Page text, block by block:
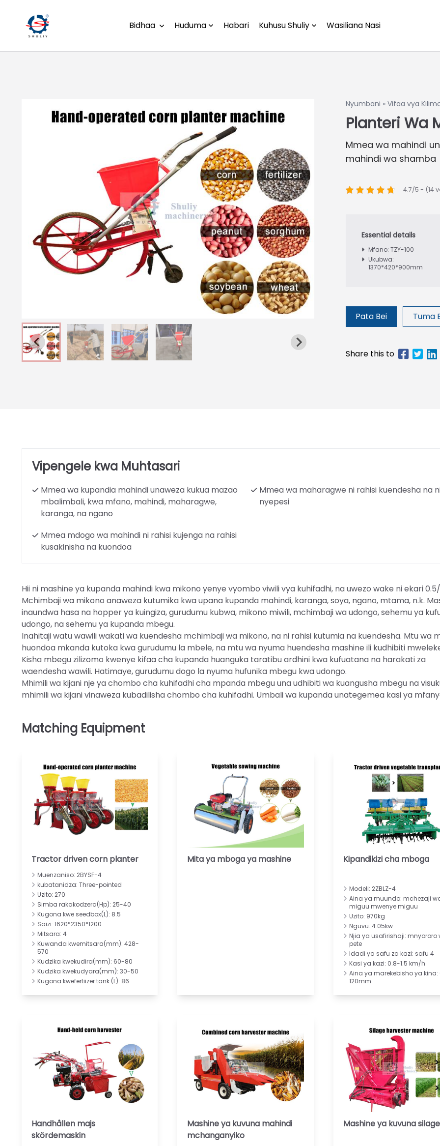
Bidhaa Huduma Habari Kuhusu Shuliy Wasiliana Nasi
Nyumbani » Vifaa vya
Planteri Wa
Mmea wa mahindi
mahindi wa shamba
4.7/5 - (14
Mfano: TZY-100
Ukubwa:
1370*420*900mm
Pata Bei Tuma
Vipengele kwa Muhtasari
Mmea wa kupandia mahindi unaweza kukua mazao
mbalimbali, kwa mfano, mahindi, maharagwe,
karanga, na ngano
Mmea wa maharagwe ni rahisi kuendesha na
nyepesi
Mmea mdogo wa mahindi ni rahisi kujenga na rahisi
kusakinisha na kuondoa
Hii ni mashine ya kupanda mahindi kwa mikono yenye vyombo viwili vya kuhifadhi, na uwezo wake ni ekari
Mchimbaji wa mikono anaweza kutumika kwa upana kupanda mahindi, karanga, soya, ngano, mtama, n.k.
inaundwa hasa na hopper ya kuingiza, gurudumu kubwa, mikono miwili, mchimbaji wa udongo, sehemu ya
udongo, na sehemu ya kupanda mbegu.
Inahitaji watu wawili wakati wa kuendesha mchimbaji wa mikono, na ni rahisi kutumia na kuendesha. Mtu wa
huondoa mkanda kutoka kwa gurudumu la mbele, na mtu wa nyuma huendesha mashine ili kudhibiti
Kisha mbegu zilizomo kwenye kifaa cha kupanda huanguka taratibu ardhini kwa kufuatana na harakati za
waendesha wawili. Hatimaye, gurudumu dogo la nyuma hufunika mbegu kwa udongo.
Mhimili wa kijani nje ya chombo cha kuhifadhi cha mpanda mbegu una udhibiti wa kuangusha mbegu na
mhimili wa kijani vinaweza kubadilisha chombo cha kuhifadhi. Umbali wa kupanda unategemea kasi ya
Tractor driven corn planter
Muenzaniso: 2BYSF-4
kubatanidza: Three-pointed
Uzito: 270
Simba rakakodzera(Hp): 25-40
Kugona kwe seedbox(L): 8.5
Saizi: 1620*2350*1200
Mitsara: 4
Kuwanda kwemitsara(mm): 428-
570
Kudzika kwekudira(mm): 60-80
Kudzika kwekudyara(mm): 30-50
Kugona kwefertiizer tank (L): 86
Mita ya mboga ya mashine Kipandikizi cha mboga
Modeli: 2ZBLZ-4
Aina ya muundo: mchezaji
miguu mwenye miguu
Uzito: 970kg
Nguvu: 4.05kw
Njia ya usafirishaji: mnyororo
pete
Idadi ya safu za kazi: safu 4
Kasi ya kazi: 0.8-1.5 km/h
Aina ya marekebisho ya
120mm
Handhållen majs
skördemaskin
Mashine ya kuvuna mahindi
mchanganyiko
Mashine ya kuvuna silage